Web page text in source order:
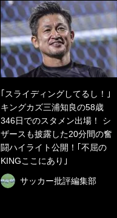
｢スライディングしてるし！｣
キングカズ三浦知良の58歳
346日でのスタメン出場！ シ
ザースも披露した20分間の奮
闘ハイライト公開！｢不屈の
KINGここにあり｣
サッカー批評編集部